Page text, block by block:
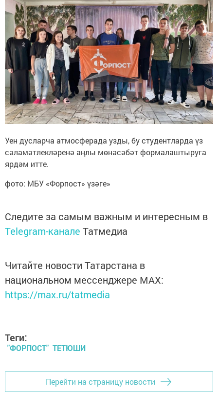
Уен дусларча атмосферада узды, бу студентларда үз
сәламәтлекләренә аңлы мөнәсәбәт формалаштыруга
ярдәм итте.
фото: МБУ «Форпост» үзәге»
Следите за самым важным и интересным в
Telegram-канале Татмедиа
Читайте новости Татарстана в
национальном мессенджере MАХ:
https://max.ru/tatmedia
Теги:
"ФОРПОСТ" ТЕТЮШИ
Перейти на страницу новости